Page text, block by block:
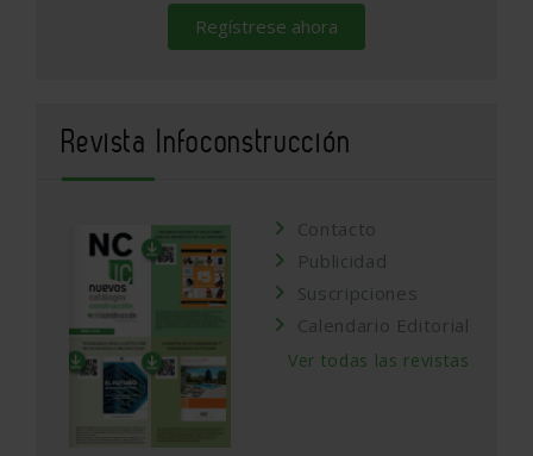
Regístrese ahora
Revista Infoconstrucción
Contacto
Publicidad
Suscripciones
Calendario Editorial
Ver todas las revistas